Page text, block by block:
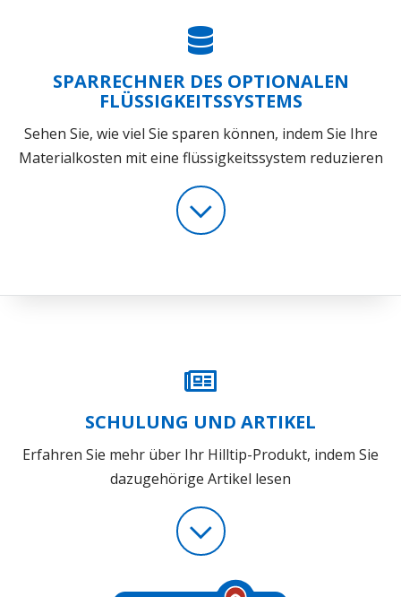
SPARRECHNER DES OPTIONALEN
FLÜSSIGKEITSSYSTEMS
Sehen Sie, wie viel Sie sparen können, indem Sie Ihre
Materialkosten mit eine flüssigkeitssystem reduzieren
SCHULUNG UND ARTIKEL
Erfahren Sie mehr über Ihr Hilltip-Produkt, indem Sie
dazugehörige Artikel lesen